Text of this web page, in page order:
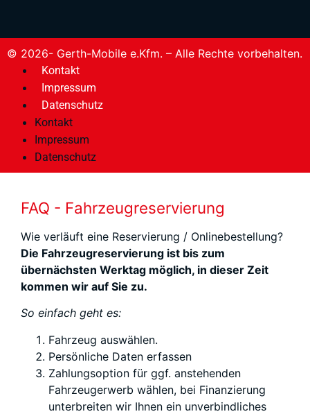
© 2026- Gerth-Mobile e.Kfm. – Alle Rechte vorbehalten.
Kontakt
Impressum
Datenschutz
Kontakt
Impressum
Datenschutz
FAQ - Fahrzeugreservierung
Wie verläuft eine Reservierung / Onlinebestellung?
Die Fahrzeugreservierung ist bis zum
übernächsten Werktag möglich, in dieser Zeit
kommen wir auf Sie zu.
So einfach geht es:
Fahrzeug auswählen.
Persönliche Daten erfassen
Zahlungsoption für ggf. anstehenden
Fahrzeugerwerb wählen, bei Finanzierung
unterbreiten wir Ihnen ein unverbindliches